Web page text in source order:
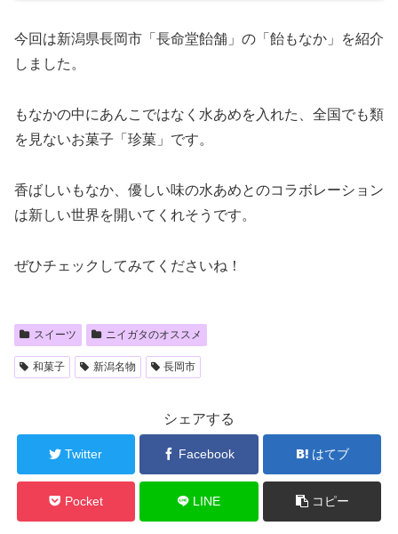
今回は新潟県長岡市「長命堂飴舗」の「飴もなか」を紹介
しました。
もなかの中にあんこではなく水あめを入れた、全国でも類
を見ないお菓子「珍菓」です。
香ばしいもなか、優しい味の水あめとのコラボレーション
は新しい世界を開いてくれそうです。
ぜひチェックしてみてくださいね！
スイーツ ニイガタのオススメ
和菓子 新潟名物 長岡市
シェアする
Twitter Facebook はてブ
Pocket LINE コピー